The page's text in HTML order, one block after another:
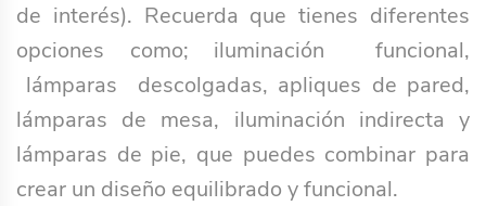
de interés). Recuerda que tienes diferentes
opciones como; iluminación funcional,
lámparas descolgadas, apliques de pared,
lámparas de mesa, iluminación indirecta y
lámparas de pie, que puedes combinar para
crear un diseño equilibrado y funcional.